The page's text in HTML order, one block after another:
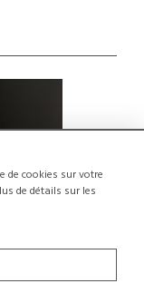
de cookies sur votre
de détails sur les